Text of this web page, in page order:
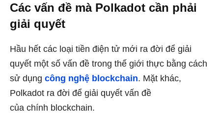
Các vấn đề mà Polkadot cần phải
giải quyết
Hầu hết các loại tiền điện tử mới ra đời để giải
quyết một số vấn đề trong thế giới thực bằng cách
sử dụng công nghệ blockchain. Mặt khác,
Polkadot ra đời để giải quyết vấn đề
của chính blockchain.